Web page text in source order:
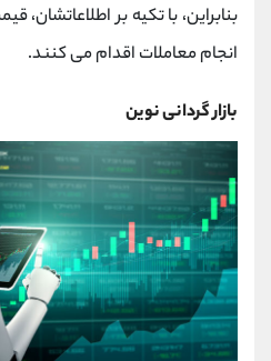
بنابراین، با تکیه بر اطلاعاتشان،
انجام معاملات اقدام می کنند.
بازار گردانی نوین